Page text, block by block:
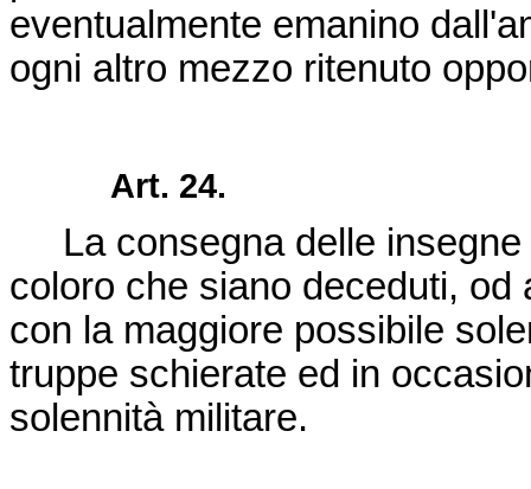
eventualmente emanino
ogni altro mezzo ritenuto
Art. 24.
La consegna delle insegne
coloro che siano deceduti,
con la maggiore possibile
truppe schierate ed in
solennità militare.